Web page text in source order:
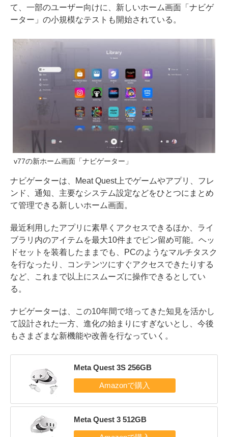
て、一部のユーザー向けに、新しいホーム画面「ナビゲ
ーター」の小規模なテストも開始されている。
v77の新ホーム画面「ナビゲーター」
ナビゲーターは、Meat Quest上でゲームやアプリ、フレ
ンド、通知、主要なシステム設定などをひとつにまとめ
て管理できる新しいホーム画面。
最近利用したアプリに素早くアクセスできるほか、ライ
ブラリ内のアイテムを最大10件までピン留め可能。ヘッ
ドセットを装着したままでも、PCのようなマルチタスク
を行なったり、コンテンツにすぐアクセスできたりする
など、これまで以上にスムーズに操作できるとしてい
る。
ナビゲーターは、この10年間で培ってきた知見を活かし
て設計された一方、進化の始まりにすぎないとし、今後
もさまざまな新機能や改善を行なっていく。
Meta Quest 3S 256GB
Meta Quest 3 512GB